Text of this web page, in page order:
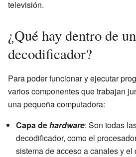
televisión.
¿Qué hay dentro de un
decodificador?
Para poder funcionar y ejecutar
varios componentes que trabajan
una pequeña computadora:
Capa dehardware: Son todas
decodificador, como el
sistema de acceso a canales y